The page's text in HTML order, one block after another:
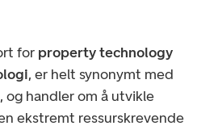
for property technology
, er helt synonymt med
handler om å utvikle
ekstremt ressurskrevende